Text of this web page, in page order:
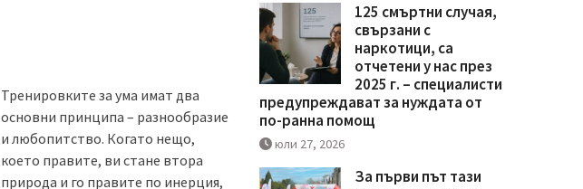
Тренировките за ума имат два
основни принципа – разнообразие
и любопитство. Когато нещо,
което правите, ви стане втора
природа и го правите по инерция,
125 смъртни случая,
свързани с
наркотици, са
отчетени у нас през
2025 г. – специалисти
предупреждават за нуждата от
по-ранна помощ
юли 27, 2026
За първи път тази